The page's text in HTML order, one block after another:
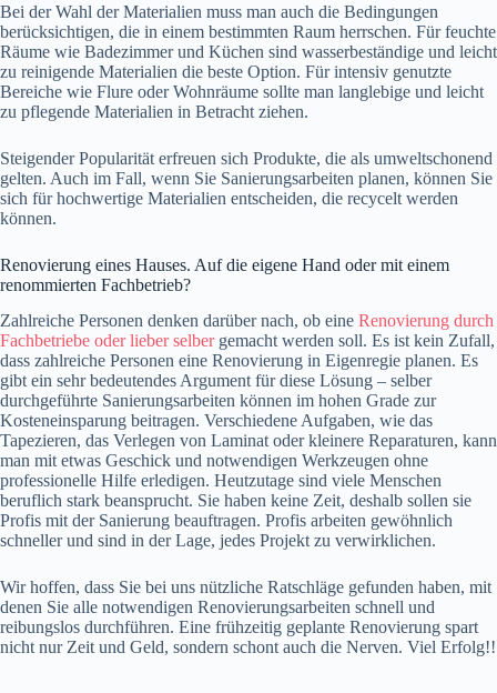
Bei der Wahl der Materialien muss man auch die Bedingungen
berücksichtigen, die in einem bestimmten Raum herrschen. Für feuchte
Räume wie Badezimmer und Küchen sind wasserbeständige und leicht
zu reinigende Materialien die beste Option. Für intensiv genutzte
Bereiche wie Flure oder Wohnräume sollte man langlebige und leicht
zu pflegende Materialien in Betracht ziehen.
Steigender Popularität erfreuen sich Produkte, die als umweltschonend
gelten. Auch im Fall, wenn Sie Sanierungsarbeiten planen, können Sie
sich für hochwertige Materialien entscheiden, die recycelt werden
können.
Renovierung eines Hauses. Auf die eigene Hand oder mit einem
renommierten Fachbetrieb?
Zahlreiche Personen denken darüber nach, ob eine Renovierung durch
Fachbetriebe oder lieber selbergemacht werden soll. Es ist kein Zufall,
dass zahlreiche Personen eine Renovierung in Eigenregie planen. Es
gibt ein sehr bedeutendes Argument für diese Lösung – selber
durchgeführte Sanierungsarbeiten können im hohen Grade zur
Kosteneinsparung beitragen. Verschiedene Aufgaben, wie das
Tapezieren, das Verlegen von Laminat oder kleinere Reparaturen, kann
man mit etwas Geschick und notwendigen Werkzeugen ohne
professionelle Hilfe erledigen. Heutzutage sind viele Menschen
beruflich stark beansprucht. Sie haben keine Zeit, deshalb sollen sie
Profis mit der Sanierung beauftragen. Profis arbeiten gewöhnlich
schneller und sind in der Lage, jedes Projekt zu verwirklichen.
Wir hoffen, dass Sie bei uns nützliche Ratschläge gefunden haben, mit
denen Sie alle notwendigen Renovierungsarbeiten schnell und
reibungslos durchführen. Eine frühzeitig geplante Renovierung spart
nicht nur Zeit und Geld, sondern schont auch die Nerven. Viel Erfolg!!